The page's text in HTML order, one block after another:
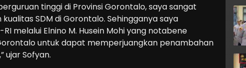
tinggi di Provinsi Gorontalo, saya sangat
SDM di Gorontalo. Sehingganya saya
melalui Elnino M. Husein Mohi yang notabene
untuk dapat memperjuangkan penambahan
ujar Sofyan.